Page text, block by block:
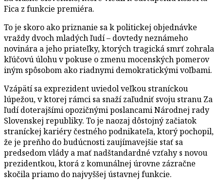
Fica z funkcie premiéra.
To je skoro ako priznanie sa k politickej objednávke
vraždy dvoch mladých ľudí – dovtedy neznámeho
novinára a jeho priateľky, ktorých tragická smrť zohrala
kľúčovú úlohu v pokuse o zmenu mocenských pomerov
iným spôsobom ako riadnymi demokratickými voľbami.
Vzápätí sa exprezident uviedol veľkou straníckou
lúpežou, v ktorej rámci sa snaží zaľudniť svoju stranu Za
ľudí doterajšími opozičnými poslancami Národnej rady
Slovenskej republiky. To je naozaj dôstojný začiatok
straníckej kariéry čestného podnikateľa, ktorý pochopil,
že je preňho do budúcnosti zaujímavejšie stať sa
predsedom vlády a mať nadštandardné vzťahy s novou
prezidentkou, ktorá z komunálnej úrovne zázračne
skočila priamo do najvyššej ústavnej funkcie.